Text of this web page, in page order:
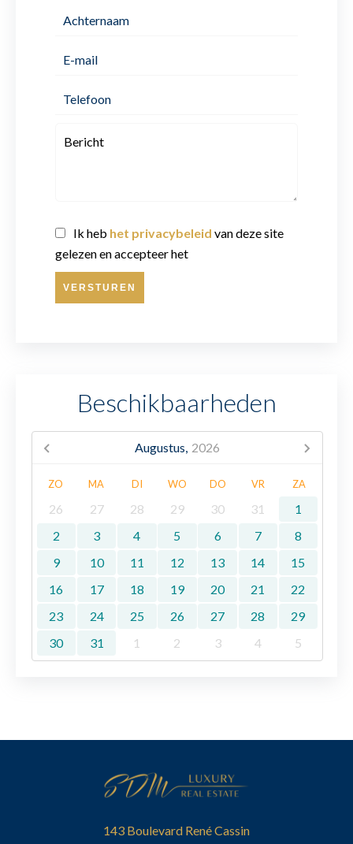
Ik heb het privacybeleid van deze site
gelezen en accepteer het
VERSTUREN
Beschikbaarheden
Augustus, 2026
ZO MA DI WO DO VR ZA
26 27 28 29 30 31
1
2
3 4 5 6 7
8
9
10 11 12 13 14
15
16
17 18 19 20 21
22
23
24 25 26 27 28
29
30
31 1 2 3 4 5
143 Boulevard René Cassin